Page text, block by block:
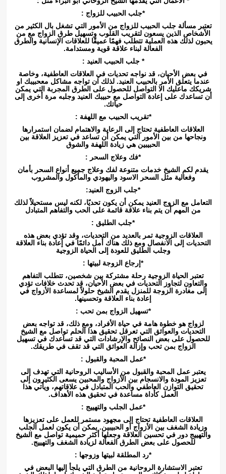
*جلب الحبيب للزواج :
تعتبر مسألة جلب الحبيب للزواج من الأمور التي تشغل بال الكثير من
الأشخاص الذين يسعون لتقريب القلوب وتسهيل طرق الزواج مع من
يحبون لذلك هذه العملية تتطلب فهمًا عميقًا للعلاقات الإنسانية والطرق
الفعالة لبناء علاقة قوية ومستدامة.
* جلب الحبيب العنيد :
في بعض الأحيان، قد نواجه تحديات في العلاقات العاطفية، وخاصة
عندما يتعلق الأمر بالحبيب العنيد. لذلك ان تواجه مشاكل معحبيبك او
شريكك ماعليك الا التواصل للحصول على الطرق المجربة التي يمكن
أن تساعدك على إعادة التواصل مع حبيبك العنيد وجلبه مرة أخرى إلى
حياتك.
*تقريب الحبيب مع اللهفة :
العلاقات العاطفية تحتاج إلى الرعاية والاهتمام لضمان استمرارها
ونجاحها من بين الأمور التي يمكن أن تساعد في تعزيز العلاقة بين
الحبيبين هي زيادة اللهفة والشوق
*فك وعلاج السحر :
يقدم لكم الشيخ خدمات متنوعة لفك وعلاج جميع أنواع السحر بأمان
وفعالية مثل السحر الاسود واليهودي والمأكول والمشروب
*جلب الزوج العنيد:
التعامل مع الزوج العنيد يمكن أن يكون تحديًا، لكنه ليس مستحيلاً لذلك
من المهم أن يتم بناء علاقة قائمة على الحب والتفاهم المتبادل
*جلب الطليق :
العلاقات الزوجية تمر بالعديد من التحديات، وقد تؤدي بعض هذه
التحديات إلى الانفصال ومع ذلك هناك أمل دائمًا في إعادة بناء العلاقة
وجلب الطليق للعودة إلى الحياة الزوجية
*إرجاع الزوجة لبيتها :
تعتبر الحياة الزوجية رحلة مشتركة بين شخصين، تتطلب التفاهم
والتعاون لتجاوز التحديات في بعض الأحيان، قد تحدث خلافات تؤدي
إلى مغادرة الزوجة للمنزل يقدم الشيخ حلولاً لمساعدة الأزواج في
إعادة بناء العلاقة وتحسينها.
*تسهيل الزواج بمن تحب :
لزواج هو خطوة هامة في حياة الأفراد، ومع ذلك، قد تواجه بعض
التحديات والعوائق التي تعرقل تحقيق هذا الحلم تواصل مع الشيخ
للحصول على بعض النصائح والإرشادات التي قد تساعدك في تسهيل
الزواج بمن تحب وإزالة العوائق التي قد تقف في طريقك.
*عمل المحبة والقبول :
يعتبر عمل المحبة والقبول من الأساليب الروحانية التي تهدف إلى
تعزيز المودة والانسجام بين الأزواج والمحبين يسعى الكثيرون إلى
تحقيق التوازن العاطفي والحب المتبادل في علاقاتهم، ويأتي هذا
العمل كأداة مساعدة في تحقيق هذه الأهداف.
*عمل الجلب والتهييج :
العلاقات العاطفية تحتاج إلى مجهود مستمر للعمل على تعزيزها
وزيادة الشغف بين الأزواج أو الحبيبين. يمكن أن يكون لعمل الجلب
والتهييج دور في تحسين العلاقة وجعلها أكثر حميمية تواصل مع الشيخ
للحصول على بعض الطرق الفعالة لزيادة الشغف والتهييج.
*رد المطلقة لبيتها وزوجها :
تعتبر الاستشارة الروحانية من الطرق التي يلجأ إليها البعض في